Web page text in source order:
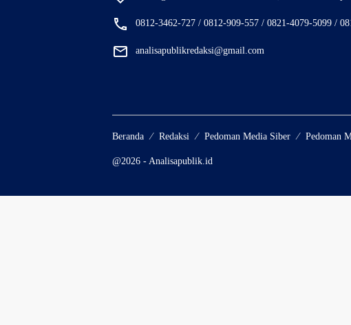
0812-3462-727 / 0812-909-557 / 0821-4079-5099 /
analisapublikredaksi@gmail.com
Beranda Redaksi Pedoman Media Siber Pedoman
@2026 - Analisapublik.id